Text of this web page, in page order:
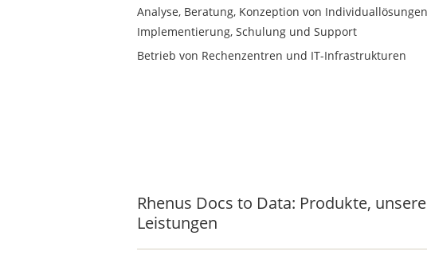
Analyse, Beratung, Konzeption von
Implementierung, Schulung und Support
Betrieb von Rechenzentren und IT-Infrastrukturen
Rhenus Docs to Data: Produkte, unsere
Leistungen